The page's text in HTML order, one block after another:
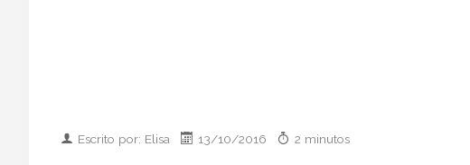
Escrito por: Elisa 13/10/2016 2 minutos